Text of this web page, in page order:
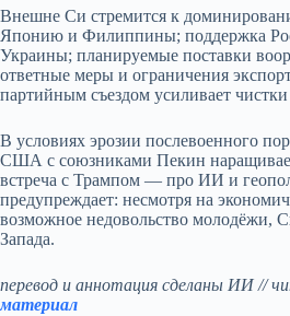
Внешне Си стремится к
Японию и Филиппины; поддержка
Украины; планируемые поставки
ответные меры и ограничения
партийным съездом усиливает
В условиях эрозии послевоенного
США с союзниками Пекин
встреча с Трампом — про ИИ и
предупреждает: несмотря на
возможное недовольство молодёжи,
Запада.
перевод и аннотация сделаны ИИ //
материал